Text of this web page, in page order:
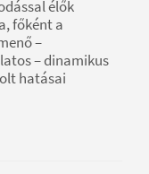
élők
főként a
–
– dinamikus
hatásai